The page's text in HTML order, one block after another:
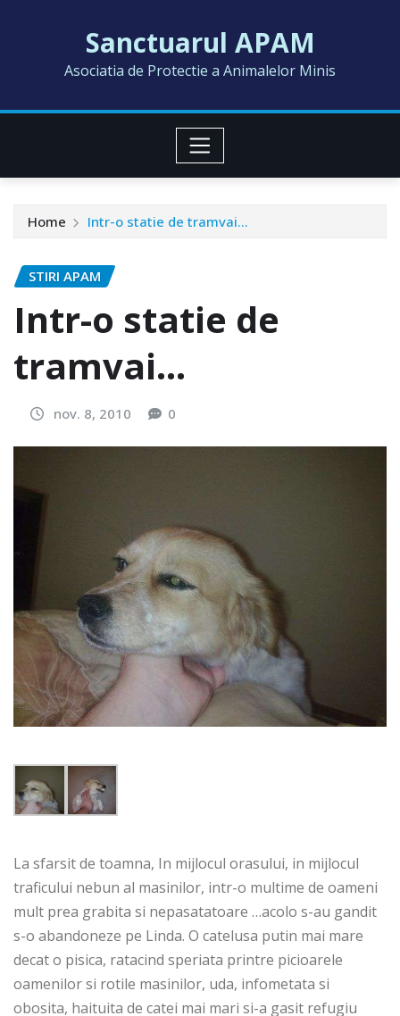
Sanctuarul APAM
Asociatia de Protectie a Animalelor Minis
Home Intr-o statie de tramvai…
STIRI APAM
Intr-o statie de
tramvai…
nov. 8, 2010 0
La sfarsit de toamna, In mijlocul orasului, in mijlocul
traficului nebun al masinilor, intr-o multime de oameni
mult prea grabita si nepasatatoare …acolo s-au gandit
s-o abandoneze pe Linda. O catelusa putin mai mare
decat o pisica, ratacind speriata printre picioarele
oamenilor si rotile masinilor, uda, infometata si
obosita, haituita de catei mai mari si-a gasit refugiu